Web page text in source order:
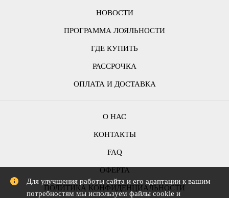
НОВОСТИ
ПРОГРАММА ЛОЯЛЬНОСТИ
ГДЕ КУПИТЬ
РАССРОЧКА
ОПЛАТА И ДОСТАВКА
О НАС
КОНТАКТЫ
FAQ
ОФЕРТА
ПОЛИТИКА КОНФИДЕНЦИАЛЬНОСТИ
Для улучшения работы сайта и его адаптации к вашим
потребностям мы используем файлы cookie и